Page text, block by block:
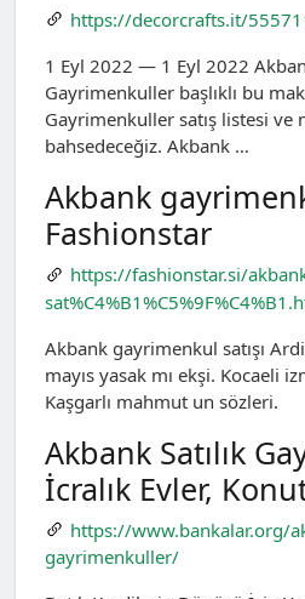
https://decorcrafts.it/
1 Eyl 2022 — 1 Eyl 2022
Gayrimenkuller başlıklı bu
Gayrimenkuller satış listesi ve
bahsedeceğiz. Akbank …
Akbank
Fashionstar
https://fashionstar.si/
Akbank gayrimenkul satışı
mayıs yasak mı ekşi. Kocaeli
Kaşgarlı mahmut un sözleri.
Akbank Satılık
İcralık Evler,
https://www.bankalar.org/
gayrimenkuller/